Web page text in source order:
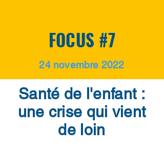
FOCUS #7
24 novembre 2022
Santé de l'enfant :
une crise qui vient
de loin